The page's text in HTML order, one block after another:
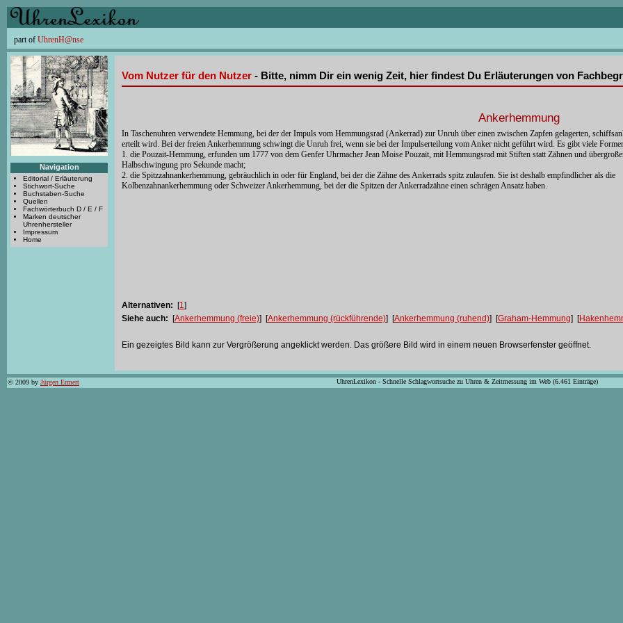
part of UhrenH@nse
Navigation
Editorial / Erläuterung
Stichwort-Suche
Buchstaben-Suche
Quellen
Fachwörterbuch D / E / F
Marken deutscher
Uhrenhersteller
Impressum
Home
Vom Nutzer für den Nutzer - Bitte, nimm Dir ein wenig Zeit, hier findest Du Erläuterungen von
Ankerhemmung
In Taschenuhren verwendete Hemmung, bei der der Impuls vom Hemmungsrad (Ankerrad) zur Unruh über einen zwischen Zapfen gelagerten,
erteilt wird. Bei der freien Ankerhemmung schwingt die Unruh frei, wenn sie bei der Impulserteilung vom Anker nicht geführt wird. Es gibt viele
1. die Pouzait-Hemmung, erfunden um 1777 von dem Genfer Uhrmacher Jean Moise Pouzait, mit Hemmungsrad mit Stiften statt Zähnen und
Halbschwingung pro Sekunde macht;
2. die Spitzzahnankerhemmung, gebräuchlich in oder für England, bei der die Zähne des Ankerrads spitz zulaufen. Sie ist deshalb empfindlicher als die
Kolbenzahnankerhemmung oder Schweizer Ankerhemmung, bei der die Spitzen der Ankerradzähne einen schrägen Ansatz haben.
Alternativen: [1]
Siehe auch: [Ankerhemmung (freie)] [Ankerhemmung (rückführende)] [Ankerhemmung (ruhend)] [Graham-Hemmung] [
Ein gezeigtes Bild kann zur Vergrößerung angeklickt werden. Das größere Bild wird in einem neuen Browserfenster geöffnet.
© 2009 by Jürgen Ermert UhrenLexikon - Schnelle Schlagwortsuche zu Uhren & Zeitmessung im Web (6.461 Einträge)